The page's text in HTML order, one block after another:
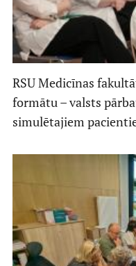
RSU Medicīnas
formātu – valsts
simulētajiem